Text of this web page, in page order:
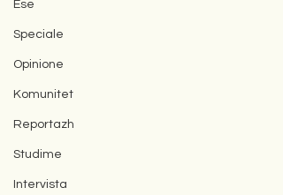
Ese
Speciale
Opinione
Komunitet
Reportazh
Studime
Intervista